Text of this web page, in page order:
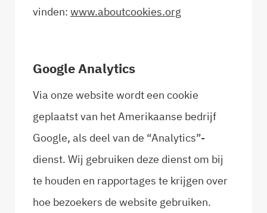
vinden: www.aboutcookies.org
Google Analytics
Via onze website wordt een cookie
geplaatst van het Amerikaanse bedrijf
Google, als deel van de “Analytics”-
dienst. Wij gebruiken deze dienst om bij
te houden en rapportages te krijgen over
hoe bezoekers de website gebruiken.